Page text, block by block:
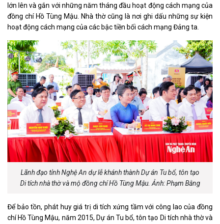
lớn lên và gắn với những năm tháng đầu hoạt động cách mạng của
đồng chí Hồ Tùng Mậu. Nhà thờ cũng là nơi ghi dấu những sự kiện
hoạt động cách mạng của các bậc tiền bối cách mạng Đảng ta.
Lãnh đạo tỉnh Nghệ An dự lễ khánh thành Dự án Tu bổ, tôn tạo
Di tích nhà thờ và mộ đồng chí Hồ Tùng Mậu. Ảnh: Phạm Bằng
Để bảo tồn, phát huy giá trị di tích xứng tầm với công lao của đồng
chí Hồ Tùng Mậu, năm 2015, Dự án Tu bổ, tôn tạo Di tích nhà thờ và